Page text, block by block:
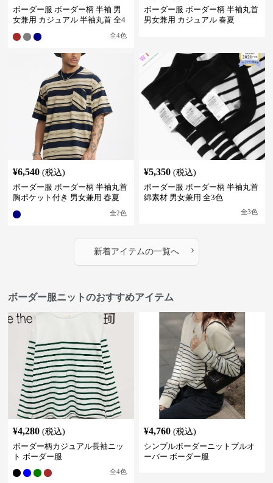
ボーダー服 ボーダー柄 半袖 男
女兼用 カジュアル 半袖丸首 全4
全4色
ボーダー服 ボーダー柄 半袖丸首
男女兼用 カジュアル 春夏
¥6,540 (税込)
ボーダー服 ボーダー柄 半袖丸首
胸ポケット付き 男女兼用 春夏
全2色
¥5,350 (税込)
ボーダー服 ボーダー柄 半袖丸首
綿素材 男女兼用 全3色
全3色
新着アイテムの一覧へ ›
ボーダー服ニットのおすすめアイテム
¥4,280 (税込)
ボーダー柄カジュアル長袖ニッ
ト ボーダー服
全4色
¥4,760 (税込)
シンプルボーダーニットプルオ
ーバー ボーダー服